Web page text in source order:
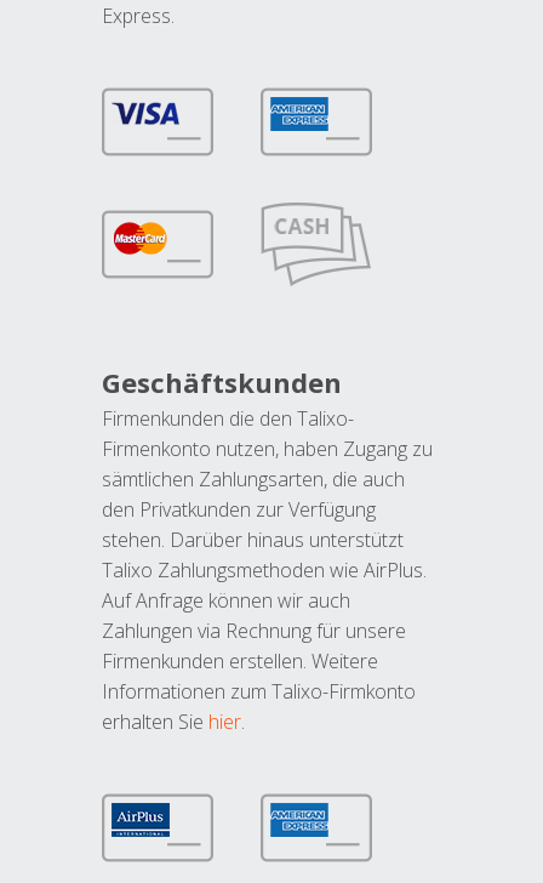
Express.
Geschäftskunden
Firmenkunden die den Talixo-
Firmenkonto nutzen, haben Zugang zu
sämtlichen Zahlungsarten, die auch
den Privatkunden zur Verfügung
stehen. Darüber hinaus unterstützt
Talixo Zahlungsmethoden wie AirPlus.
Auf Anfrage können wir auch
Zahlungen via Rechnung für unsere
Firmenkunden erstellen. Weitere
Informationen zum Talixo-Firmkonto
erhalten Sie hier.